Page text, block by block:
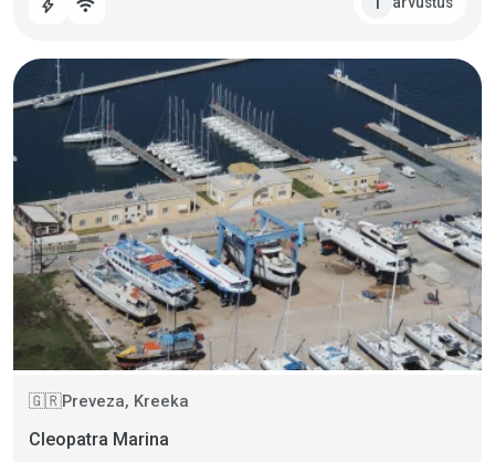
bolt wifi
🇬🇷Preveza, Kreeka
Cleopatra Marina